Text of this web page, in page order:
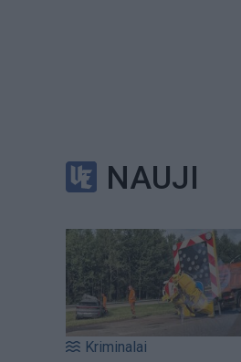
NAUJI
Kriminalai